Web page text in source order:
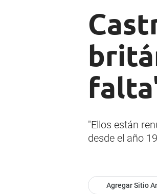
"Ellos están
desde el año
Agregar Sitio